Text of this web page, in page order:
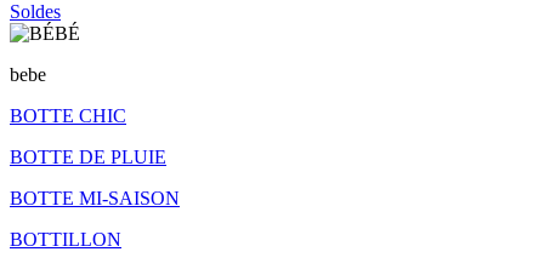
Soldes
bebe
BOTTE CHIC
BOTTE DE PLUIE
BOTTE MI-SAISON
BOTTILLON